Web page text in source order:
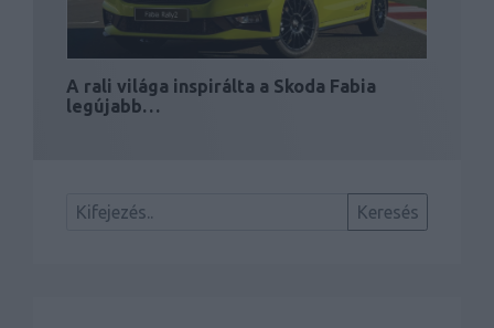
A rali világa inspirálta a Skoda Fabia
legújabb…